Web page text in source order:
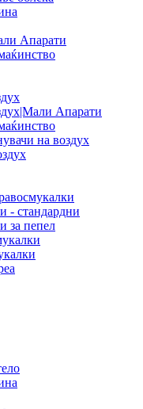
Апарати
Апарати
на воздух
- стандардни
за пепел